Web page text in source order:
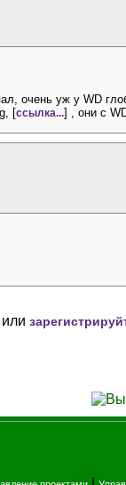
очень уж у WD
[ссылка...] , они с
или